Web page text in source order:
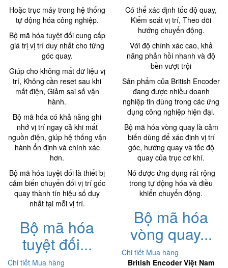
Hoặc trục máy trong hệ thống
tự động hóa công nghiệp.
Bộ mã hóa tuyệt đối cung cấp
giá trị vị trí duy nhất cho từng
góc quay.
Giúp cho không mất dữ liệu vị
trí, Không cần reset sau khi
mất điện, Giảm sai số vận
hành.
Bộ mã hóa có khả năng ghi
nhớ vị trí ngay cả khi mất
nguồn điện, giúp hệ thống vận
hành ổn định và chính xác
hơn.
Bộ mã hóa tuyệt đối là thiết bị
cảm biến chuyển đổi vị trí góc
quay thành tín hiệu số duy
nhất tại mỗi vị trí.
Bộ mã hóa
tuyệt đối...
Chi tiết Mua hàng
Có thể xác định tốc độ quay,
Kiểm soát vị trí, Theo dõi
hướng chuyển động.
Với độ chính xác cao, khả
năng phản hồi nhanh và độ
bền vượt trội
Sản phẩm của British Encoder
đang được nhiều doanh
nghiệp tin dùng trong các ứng
dụng công nghiệp hiện đại.
Bộ mã hóa vòng quay là cảm
biến dùng để xác định vị trí
góc, hướng quay và tốc độ
quay của trục cơ khí.
Nó được ứng dụng rất rộng
trong tự động hóa và điều
khiển chuyển động.
Bộ mã hóa
vòng quay...
Chi tiết Mua hàng
British Encoder Việt Nam